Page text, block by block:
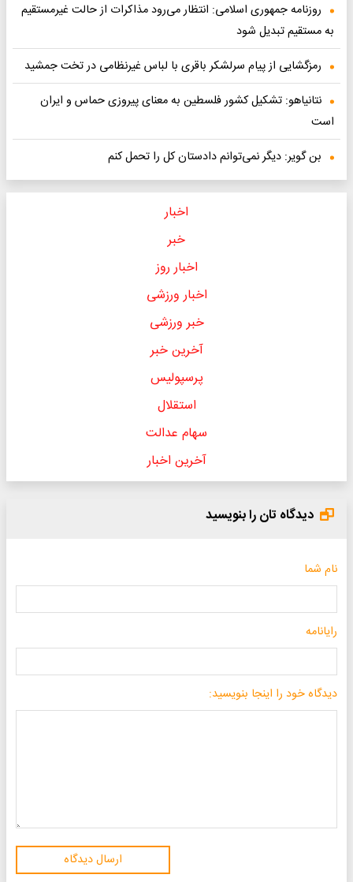
روزنامه جمهوری اسلامی: انتظار می‌رود مذاکرات از حالت غیرمستقیم
به مستقیم تبدیل شود
رمزگشایی از پیام سرلشکر باقری با لباس غیرنظامی در تخت جمشید
نتانیاهو: تشکیل کشور فلسطین به معنای پیروزی حماس و ایران
است
بن گویر: دیگر نمی‌توانم دادستان کل را تحمل کنم
اخبار
خبر
اخبار روز
اخبار ورزشی
خبر ورزشی
آخرین خبر
پرسپولیس
استقلال
سهام عدالت
آخرین اخبار
دیدگاه تان را بنویسید
نام شما
رایانامه
دیدگاه خود را اینجا بنویسید:
ارسال دیدگاه